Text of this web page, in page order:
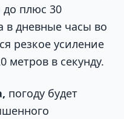
до плюс 30
в дневные часы во
резкое усиление
метров в секунду.
погоду будет